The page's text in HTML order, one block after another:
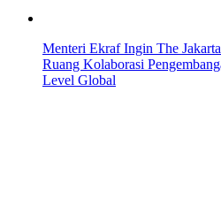
Menteri Ekraf Ingin The
Ruang Kolaborasi
Level Global